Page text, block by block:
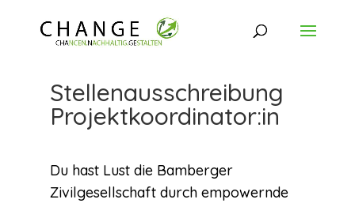
Stellenausschreibung
Projektkoordinator:in
Du hast Lust die Bamberger
Zivilgesellschaft durch empowernde